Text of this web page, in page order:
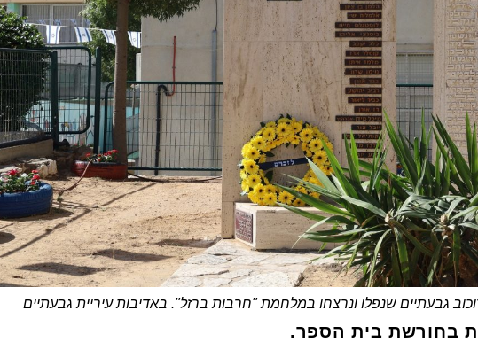
גבעתיים שנפלו ונרצחו במלחמת "חרבות ברזל". באדיבות עיריית גבעתיים
בחורשת בית הספר.